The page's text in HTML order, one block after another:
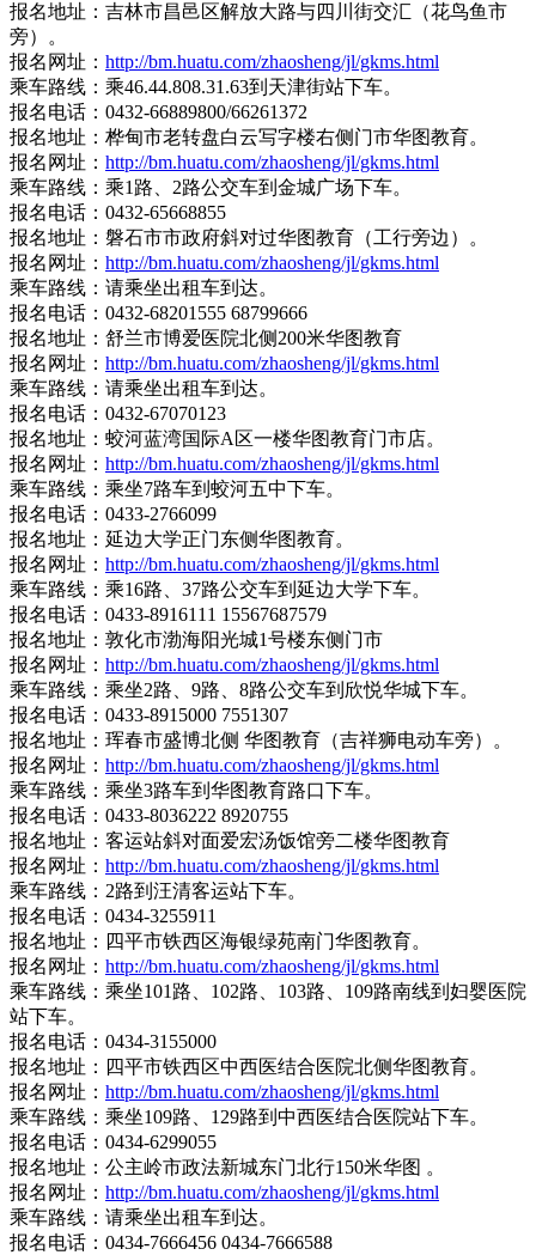
报名地址：吉林市昌邑区解放大路与四川街交汇（花鸟鱼市
旁）。
报名网址： http://bm.huatu.com/zhaosheng/jl/gkms.html
乘车路线：乘46.44.808.31.63到天津街站下车。
报名电话：0432-66889800/66261372
报名地址：桦甸市老转盘白云写字楼右侧门市华图教育。
报名网址： http://bm.huatu.com/zhaosheng/jl/gkms.html
乘车路线：乘1路、2路公交车到金城广场下车。
报名电话：0432-65668855
报名地址：磐石市市政府斜对过华图教育（工行旁边）。
报名网址： http://bm.huatu.com/zhaosheng/jl/gkms.html
乘车路线：请乘坐出租车到达。
报名电话：0432-68201555 68799666
报名地址：舒兰市博爱医院北侧200米华图教育
报名网址： http://bm.huatu.com/zhaosheng/jl/gkms.html
乘车路线：请乘坐出租车到达。
报名电话：0432-67070123
报名地址：蛟河蓝湾国际A区一楼华图教育门市店。
报名网址： http://bm.huatu.com/zhaosheng/jl/gkms.html
乘车路线：乘坐7路车到蛟河五中下车。
报名电话：0433-2766099
报名地址：延边大学正门东侧华图教育。
报名网址： http://bm.huatu.com/zhaosheng/jl/gkms.html
乘车路线：乘16路、37路公交车到延边大学下车。
报名电话：0433-8916111 15567687579
报名地址：敦化市渤海阳光城1号楼东侧门市
报名网址： http://bm.huatu.com/zhaosheng/jl/gkms.html
乘车路线：乘坐2路、9路、8路公交车到欣悦华城下车。
报名电话：0433-8915000 7551307
报名地址：珲春市盛博北侧 华图教育（吉祥狮电动车旁）。
报名网址： http://bm.huatu.com/zhaosheng/jl/gkms.html
乘车路线：乘坐3路车到华图教育路口下车。
报名电话：0433-8036222 8920755
报名地址：客运站斜对面爱宏汤饭馆旁二楼华图教育
报名网址： http://bm.huatu.com/zhaosheng/jl/gkms.html
乘车路线：2路到汪清客运站下车。
报名电话：0434-3255911
报名地址：四平市铁西区海银绿苑南门华图教育。
报名网址： http://bm.huatu.com/zhaosheng/jl/gkms.html
乘车路线：乘坐101路、102路、103路、109路南线到妇婴医院
站下车。
报名电话：0434-3155000
报名地址：四平市铁西区中西医结合医院北侧华图教育。
报名网址： http://bm.huatu.com/zhaosheng/jl/gkms.html
乘车路线：乘坐109路、129路到中西医结合医院站下车。
报名电话：0434-6299055
报名地址：公主岭市政法新城东门北行150米华图 。
报名网址： http://bm.huatu.com/zhaosheng/jl/gkms.html
乘车路线：请乘坐出租车到达。
报名电话：0434-7666456 0434-7666588